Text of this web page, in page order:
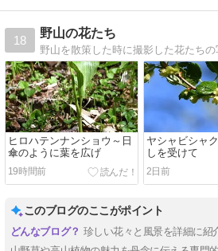
18
野山の花たち
ヒロハテンナンショウ～日
傘のように葉を広げ
19時間前
ヤシャビシャ
しを受けて
2日前
このブログのここがポイント
珍しい花々と風景を詳細に紹